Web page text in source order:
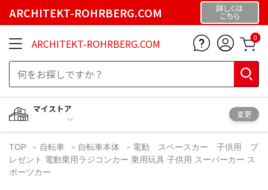
ARCHITEKT-ROHRBERG.COM 詳しくは
こちら
ARCHITEKT-ROHRBERG.COM 0
マイストア
変更
TOP 自転車 自転車本体
電動 スペースカー 子供用 プ
レゼント 電動乗用ラジコンカー 乗用玩具 子供用 スーパーカー ス
ポーツカー